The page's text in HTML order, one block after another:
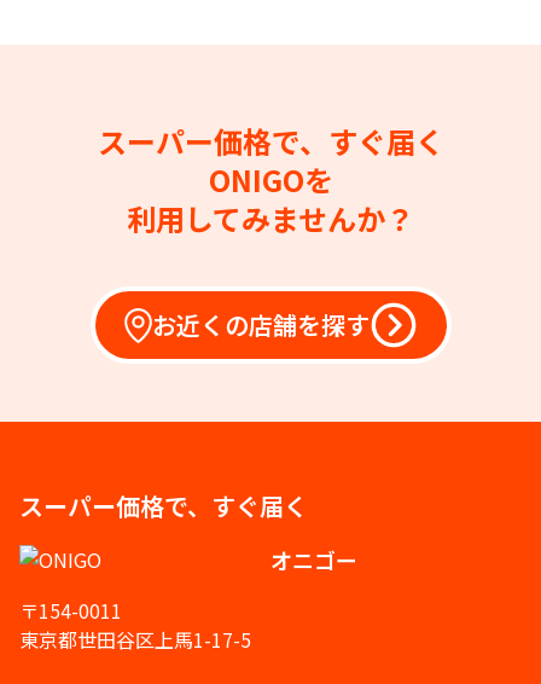
スーパー価格で、すぐ届く
ONIGOを
利用してみませんか？
お近くの店舗を探す
スーパー価格で、すぐ届く
オニゴー
〒154-0011
東京都世田谷区上馬1-17-5